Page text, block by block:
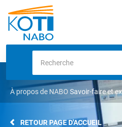
À propos de NABO Savoir-faire et
RETOUR PAGE D'ACCUEIL